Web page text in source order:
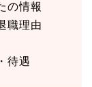
の情報
職理由
待遇